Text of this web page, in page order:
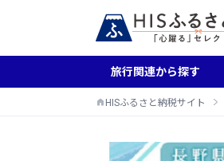
旅行関連から探す
HISふるさと納税サイト